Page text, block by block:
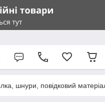
шнури, повідковий